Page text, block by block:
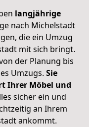
langjährige
nach Michelstadt
die ein Umzug
mit sich bringt.
der Planung bis
Umzugs. Sie
Ihrer Möbel und
sicher ein und
an Ihrem
ankommt.